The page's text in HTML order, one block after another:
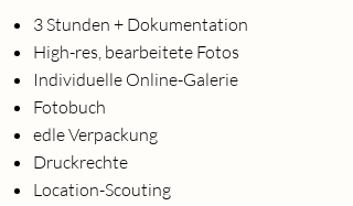
3 Stunden + Dokumentation
High-res, bearbeitete Fotos
Individuelle Online-Galerie
Fotobuch
edle Verpackung
Druckrechte
Location-Scouting